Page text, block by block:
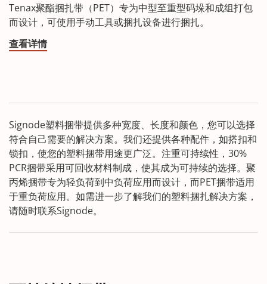
Tenax聚酯捆扎带（PET）专为中型至重型码垛和成组打包
而设计，可使用手动工具或捆扎设备进行捆扎。
查看详情
Signode塑料捆带提供多种宽度、长度和颜色，您可以选择
符合自己需要的解决方案。我们还提供各种配件，如搭扣和
锁扣，使您的塑料捆带用途更广泛。注重可持续性，30%
PCR捆带采用可回收材料制成，使其成为可持续的选择。聚
丙烯捆带专为轻负荷到中负荷应用而设计，而PET捆带适用
于重负荷应用。如需进一步了解我们的塑料捆扎解决方案，
请随时联系Signode。